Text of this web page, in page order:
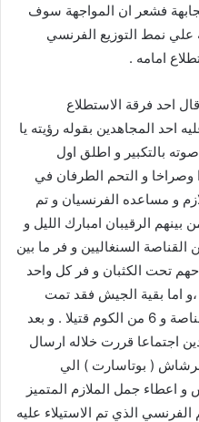
فشعر ان المواجهة سوف
نمط التوزيع الفرنسي
امامه .
احد فرقة الاستطلاع
احد المجاهدين بقوله رؤيته يا
بالتكبير و اطلق اول
وصراخا و التحم الطرفان في
و مساعده الفرنسيان و تم
الرقيبان امبارك الليل و
السنغاليين و فر ما بين
سلاحهم تحت الكثبان و فر كل واحد
اما بقية الجيش فقد تمت
ابادته اي اكثر من ثلاثين قتيلا من القناصة و 6 من الكوم قتيلا . و بعد
اجتماعا قررت خلاله ارسال
( بوتاسارت ) الي
اعطاء جمل الملازم المتميز
الفرنسي الذي تم الاستيلاء عليه